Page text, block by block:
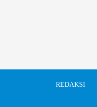
REDAKSI